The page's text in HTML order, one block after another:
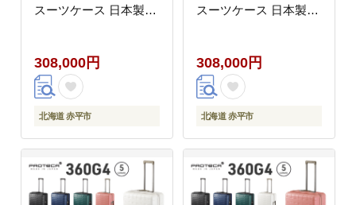
スーツケース 日本製
キャリー キャリーケー
ス かばん バッグ 国産
308,000円
北海道 赤平市
スーツケース 日本製
キャリー キャリーケー
ス かばん バッグ 国産
308,000円
北海道 赤平市